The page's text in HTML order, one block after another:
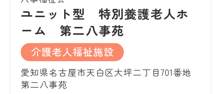
ユニット型 特別養護老人ホ
ーム 第二八事苑
介護老人福祉施設
愛知県名古屋市天白区大坪二丁目701番地
第二八事苑